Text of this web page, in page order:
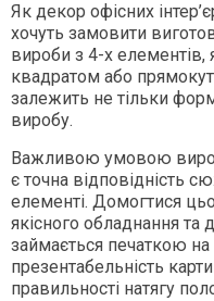
Як декор офісних
хочуть замовити
вироби з 4-х
квадратом або
залежить не тільки
виробу.
Важливою умовою
є точна відповідність
елементі. Домогтися
якісного обладнання та
займається печаткою на
презентабельність
правильності натягу